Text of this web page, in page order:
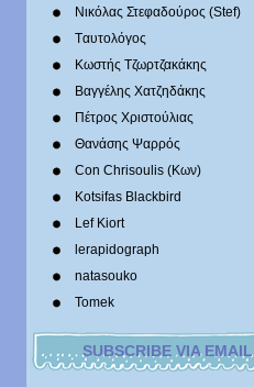
Νικόλας Στεφαδούρος (Stef)
Tαυτολόγος
Κωστής Τζωρτζακάκης
Βαγγέλης Χατζηδάκης
Πέτρος Χριστούλιας
Θανάσης Ψαρρός
Con Chrisoulis (Κων)
Kotsifas Blackbird
Lef Kiort
lerapidograph
natasouko
Tomek
SUBSCRIBE VIA EMAIL